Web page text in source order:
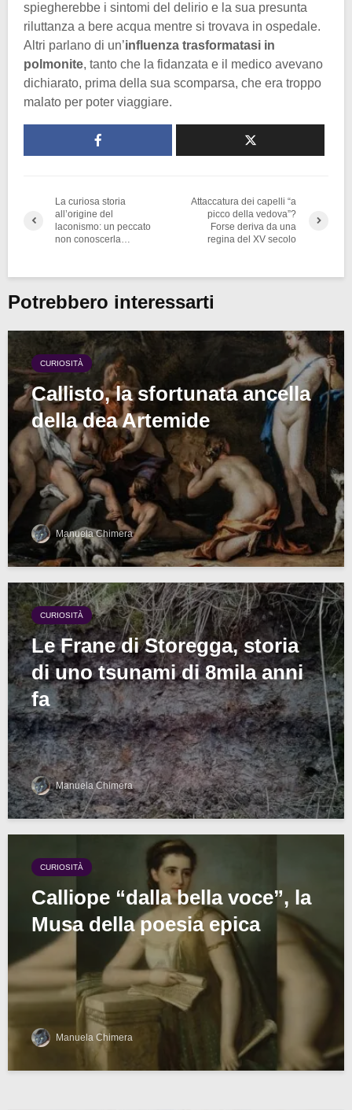
spiegherebbe i sintomi del delirio e la sua presunta
riluttanza a bere acqua mentre si trovava in ospedale.
Altri parlano di un’influenza trasformatasi in
polmonite, tanto che la fidanzata e il medico avevano
dichiarato, prima della sua scomparsa, che era troppo
malato per poter viaggiare.
La curiosa storia
all’origine del
laconismo: un peccato
non conoscerla…
Attaccatura dei capelli “a
picco della vedova”?
Forse deriva da una
regina del XV secolo
Potrebbero interessarti
CURIOSITÀ
Callisto, la sfortunata ancella
della dea Artemide
Manuela Chimera
CURIOSITÀ
Le Frane di Storegga, storia
di uno tsunami di 8mila anni
fa
Manuela Chimera
CURIOSITÀ
Calliope “dalla bella voce”, la
Musa della poesia epica
Manuela Chimera